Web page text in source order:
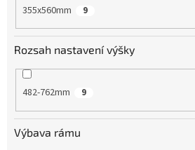
355x560mm 9
Rozsah nastavení výšky
482-762mm 9
Výbava rámu